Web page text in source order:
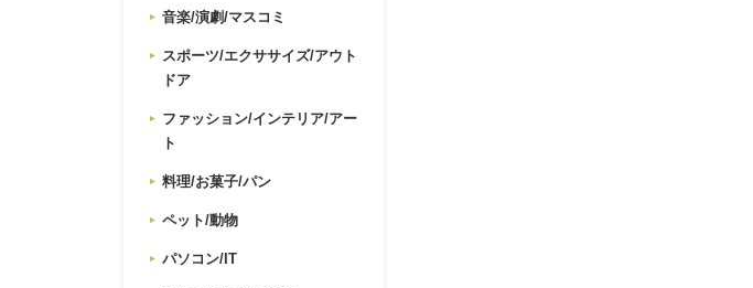
音楽/演劇/マスコミ
スポーツ/エクササイズ/アウト
ドア
ファッション/インテリア/アー
ト
料理/お菓子/パン
ペット/動物
パソコン/IT